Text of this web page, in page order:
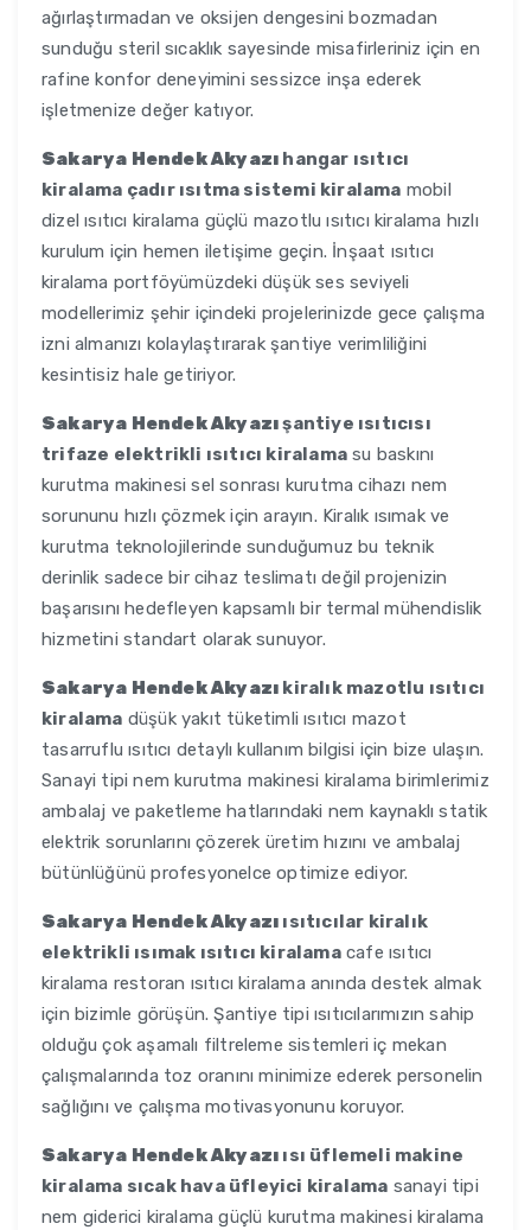
ağırlaştırmadan ve oksijen dengesini bozmadan
sunduğu steril sıcaklık sayesinde misafirleriniz için en
rafine konfor deneyimini sessizce inşa ederek
işletmenize değer katıyor.
Sakarya Hendek Akyazı hangar ısıtıcı
kiralama çadır ısıtma sistemi kiralama mobil
dizel ısıtıcı kiralama güçlü mazotlu ısıtıcı kiralama hızlı
kurulum için hemen iletişime geçin. İnşaat ısıtıcı
kiralama portföyümüzdeki düşük ses seviyeli
modellerimiz şehir içindeki projelerinizde gece çalışma
izni almanızı kolaylaştırarak şantiye verimliliğini
kesintisiz hale getiriyor.
Sakarya Hendek Akyazışantiye ısıtıcısı
trifaze elektrikli ısıtıcı kiralama su baskını
kurutma makinesi sel sonrası kurutma cihazı nem
sorununu hızlı çözmek için arayın. Kiralık ısımak ve
kurutma teknolojilerinde sunduğumuz bu teknik
derinlik sadece bir cihaz teslimatı değil projenizin
başarısını hedefleyen kapsamlı bir termal mühendislik
hizmetini standart olarak sunuyor.
Sakarya Hendek Akyazı kiralık mazotlu ısıtıcı
kiralama düşük yakıt tüketimli ısıtıcı mazot
tasarruflu ısıtıcı detaylı kullanım bilgisi için bize ulaşın.
Sanayi tipi nem kurutma makinesi kiralama birimlerimiz
ambalaj ve paketleme hatlarındaki nem kaynaklı statik
elektrik sorunlarını çözerek üretim hızını ve ambalaj
bütünlüğünü profesyonelce optimize ediyor.
Sakarya Hendek Akyazı ısıtıcılar kiralık
elektrikli ısımak ısıtıcı kiralamacafe ısıtıcı
kiralama restoran ısıtıcı kiralama anında destek almak
için bizimle görüşün. Şantiye tipi ısıtıcılarımızın sahip
olduğu çok aşamalı filtreleme sistemleri iç mekan
çalışmalarında toz oranını minimize ederek personelin
sağlığını ve çalışma motivasyonunu koruyor.
Sakarya Hendek Akyazı ısı üflemeli makine
kiralama sıcak hava üfleyici kiralama sanayi tipi
nem giderici kiralama güçlü kurutma makinesi kiralama